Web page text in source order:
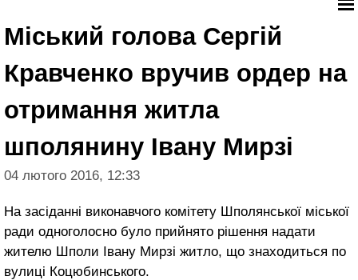
Міський голова Сергій
Кравченко вручив ордер на
отримання житла
шполянину Івану Мирзі
04 лютого 2016, 12:33
На засіданні виконавчого комітету Шполянської міської
ради одноголосно було прийнято рішення надати
жителю Шполи Івану Мирзі житло, що знаходиться по
вулиці Коцюбинського.